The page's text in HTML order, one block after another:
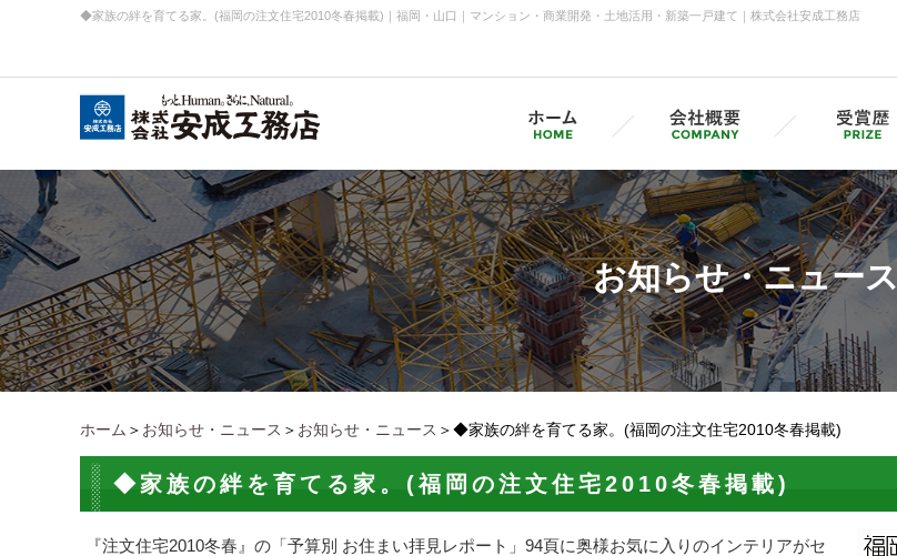
◆家族の絆を育てる家。(福岡の注文住宅2010冬春掲載) ｜ 福岡・山口｜マンション・商業開発・土地活用・新築一戸建て｜株式会社安成工務店
会社概要 安成工務店・各支店
事業内容実績 MVV・CSV
企業理念 安成の歩み
お知らせ・ニュース 採用情報（採用サイトへ）
お知らせ・ニュース
ホーム ＞ お知らせ・ニュース ＞ お知らせ・ニュース ＞◆家族の絆を育てる家。(福岡の注文住宅2010冬春掲載)
◆家族の絆を育てる家。(福岡の注文住宅2010冬春掲載)
『注文住宅2010冬春』の「予算別 お住まい拝見レポート」94頁に奥様お気に入りのインテリアがセ